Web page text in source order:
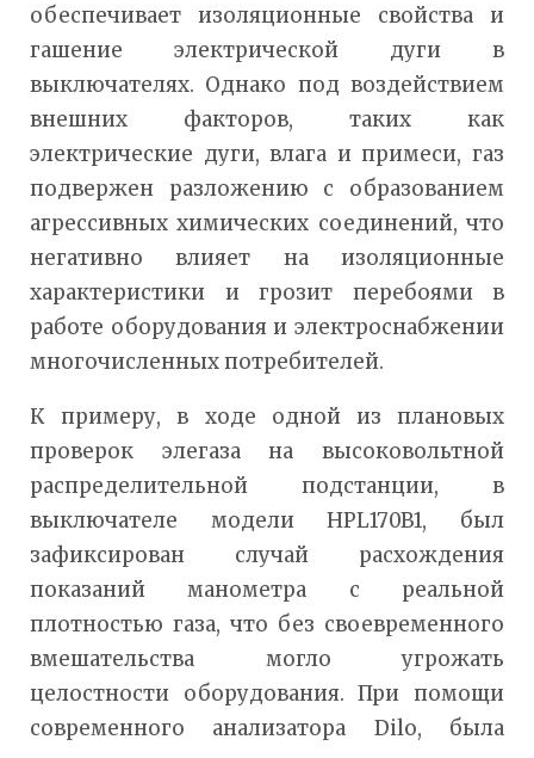
обеспечивает изоляционные свойства и
гашение электрической дуги в
выключателях. Однако под воздействием
внешних факторов, таких как
электрические дуги, влага и примеси, газ
подвержен разложению с образованием
агрессивных химических соединений, что
негативно влияет на изоляционные
характеристики и грозит перебоями в
работе оборудования и электроснабжении
многочисленных потребителей.
К примеру, в ходе одной из плановых
проверок элегаза на высоковольтной
распределительной подстанции, в
выключателе модели HPL170B1, был
зафиксирован случай расхождения
показаний манометра с реальной
плотностью газа, что без своевременного
вмешательства могло угрожать
целостности оборудования. При помощи
современного анализатора Dilo, была